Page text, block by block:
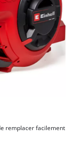
remplacer facilement